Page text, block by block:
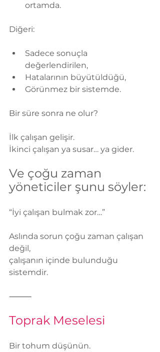
ortamda.
Diğeri:
Sadece sonuçla
değerlendirilen,
Hatalarının büyütüldüğü,
Görünmez bir sistemde.
Bir süre sonra ne olur?
İlk çalışan gelişir.
İkinci çalışan ya susar… ya gider.
Ve çoğu zaman
yöneticiler şunu söyler:
“İyi çalışan bulmak zor…”
Aslında sorun çoğu zaman çalışan
değil,
çalışanın içinde bulunduğu
sistemdir.
⸻
Toprak Meselesi
Bir tohum düşünün.